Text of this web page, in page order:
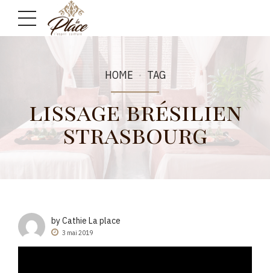
HOME TAG
lissage brésilien
strasbourg
by Cathie La place
3 mai 2019